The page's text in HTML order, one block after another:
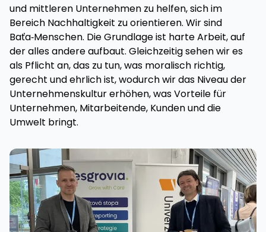
und mittleren Unternehmen zu helfen, sich im
Bereich Nachhaltigkeit zu orientieren. Wir sind
Baťa‑Menschen. Die Grundlage ist harte Arbeit, auf
der alles andere aufbaut. Gleichzeitig sehen wir es
als Pflicht an, das zu tun, was moralisch richtig,
gerecht und ehrlich ist, wodurch wir das Niveau der
Unternehmenskultur erhöhen, was Vorteile für
Unternehmen, Mitarbeitende, Kunden und die
Umwelt bringt.